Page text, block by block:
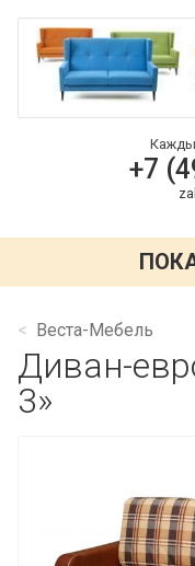
+7
Веста-Мебель
Диван-
3»